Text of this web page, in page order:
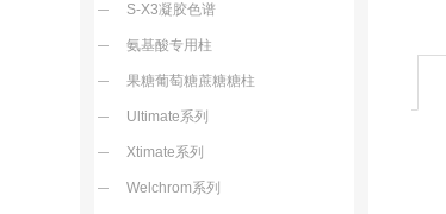
S-X3凝胶色谱
氨基酸专用柱
果糖葡萄糖蔗糖糖柱
Ultimate系列
Xtimate系列
Welchrom系列